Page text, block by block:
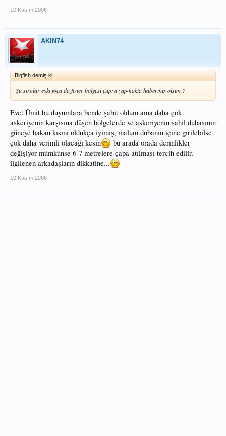
10 Kasım 2006
AKIN74
Bigfish demiş ki:
Şu sıralar eski foça da fener bölgesi çupra yapmakta haberiniz olsun ?
Evet Ümit bu duyumlara bende şahit oldum ama daha çok
askeriyenin karşısına düşen bölgelerde ve askeriyenin sahil dubasının
güneye bakan kısmı oldukça iyimiş, malum dubanın içine girilebilse
çok daha verimli olacağı kesin
bu arada orada derinlikler
değişiyor mümkünse 6-7 metrelere çapa atılması tercih edilir,
ilgilenen arkadaşların dikkatine...
10 Kasım 2006